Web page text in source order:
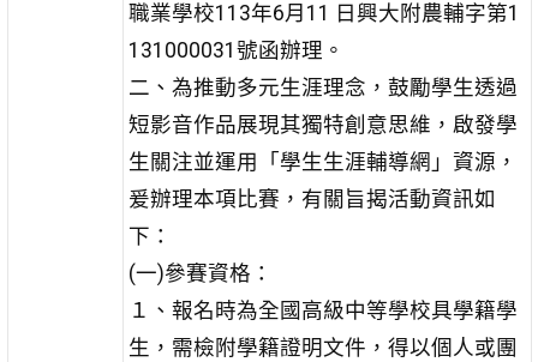
職業學校113年6月11 日興大附農輔字第1
131000031號函辦理。
二、為推動多元生涯理念，鼓勵學生透過
短影音作品展現其獨特創意思維，啟發學
生關注並運用「學生生涯輔導網」資源，
爰辦理本項比賽，有關旨揭活動資訊如
下：
(一)參賽資格：
１、報名時為全國高級中等學校具學籍學
生，需檢附學籍證明文件，得以個人或團